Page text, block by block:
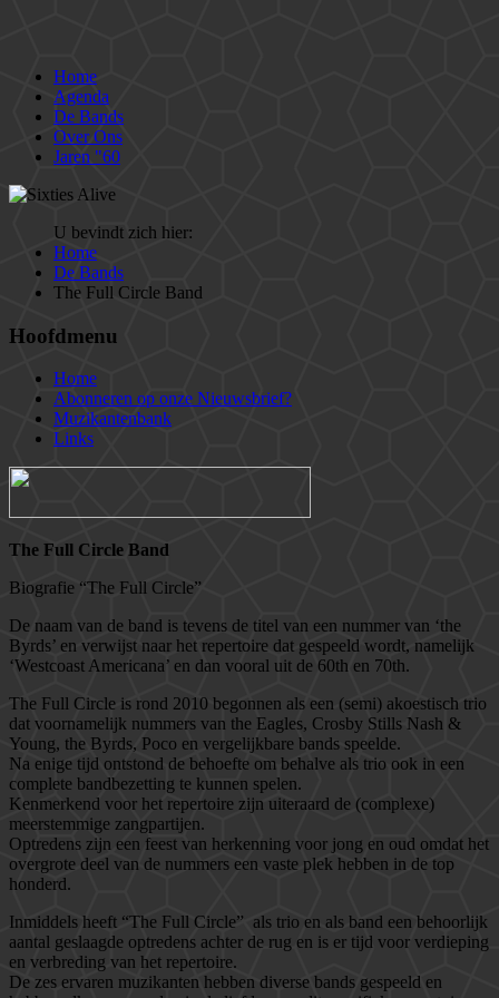
Home
Agenda
De Bands
Over Ons
Jaren "60
U bevindt zich hier:
Home
De Bands
The Full Circle Band
Hoofdmenu
Home
Abonneren op onze Nieuwsbrief?
Muzikantenbank
Links
The Full Circle Band
Biografie “The Full Circle”
De naam van de band is tevens de titel van een nummer van ‘the
Byrds’ en verwijst naar het repertoire dat gespeeld wordt, namelijk
‘Westcoast Americana’ en dan vooral uit de 60th en 70th.
The Full Circle is rond 2010 begonnen als een (semi) akoestisch trio
dat voornamelijk nummers van the Eagles, Crosby Stills Nash &
Young, the Byrds, Poco en vergelijkbare bands speelde.
Na enige tijd ontstond de behoefte om behalve als trio ook in een
complete bandbezetting te kunnen spelen.
Kenmerkend voor het repertoire zijn uiteraard de (complexe)
meerstemmige zangpartijen.
Optredens zijn een feest van herkenning voor jong en oud omdat het
overgrote deel van de nummers een vaste plek hebben in de top
honderd.
Inmiddels heeft “The Full Circle” als trio en als band een behoorlijk
aantal geslaagde optredens achter de rug en is er tijd voor verdieping
en verbreding van het repertoire.
De zes ervaren muzikanten hebben diverse bands gespeeld en